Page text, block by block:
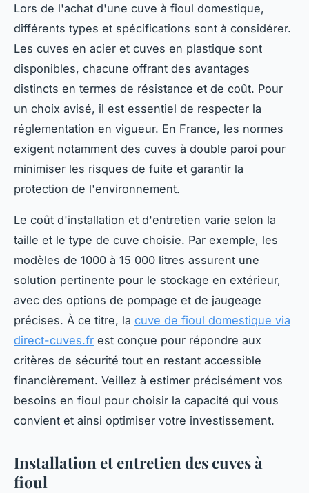
Lors de l'achat d'une cuve à fioul domestique,
différents types et spécifications sont à considérer.
Les cuves en acier et cuves en plastique sont
disponibles, chacune offrant des avantages
distincts en termes de résistance et de coût. Pour
un choix avisé, il est essentiel de respecter la
réglementation en vigueur. En France, les normes
exigent notamment des cuves à double paroi pour
minimiser les risques de fuite et garantir la
protection de l'environnement.
Le coût d'installation et d'entretien varie selon la
taille et le type de cuve choisie. Par exemple, les
modèles de 1000 à 15 000 litres assurent une
solution pertinente pour le stockage en extérieur,
avec des options de pompage et de jaugeage
précises. À ce titre, la cuve de fioul domestique via
direct-cuves.fr est conçue pour répondre aux
critères de sécurité tout en restant accessible
financièrement. Veillez à estimer précisément vos
besoins en fioul pour choisir la capacité qui vous
convient et ainsi optimiser votre investissement.
Installation et entretien des cuves à
fioul